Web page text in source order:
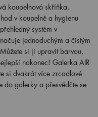
koupelnová skříňka,
v koupelně a hygienu
systém v
jednoduchým a čistým
si ji upravit barvou,
nakonec! Galerka AIR
si dvakrát více zrcadlové
do galerky a přesvědčte se